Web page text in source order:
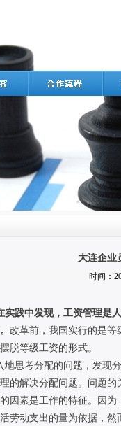
大连企业
时间：
实践中发现，工资管理是
改革前，我国实行的是等
脱等级工资的形式。
地思考分配的问题，发现
的解决分配问题。问题
因素是工作的特征。因
劳动支出的量为依据，